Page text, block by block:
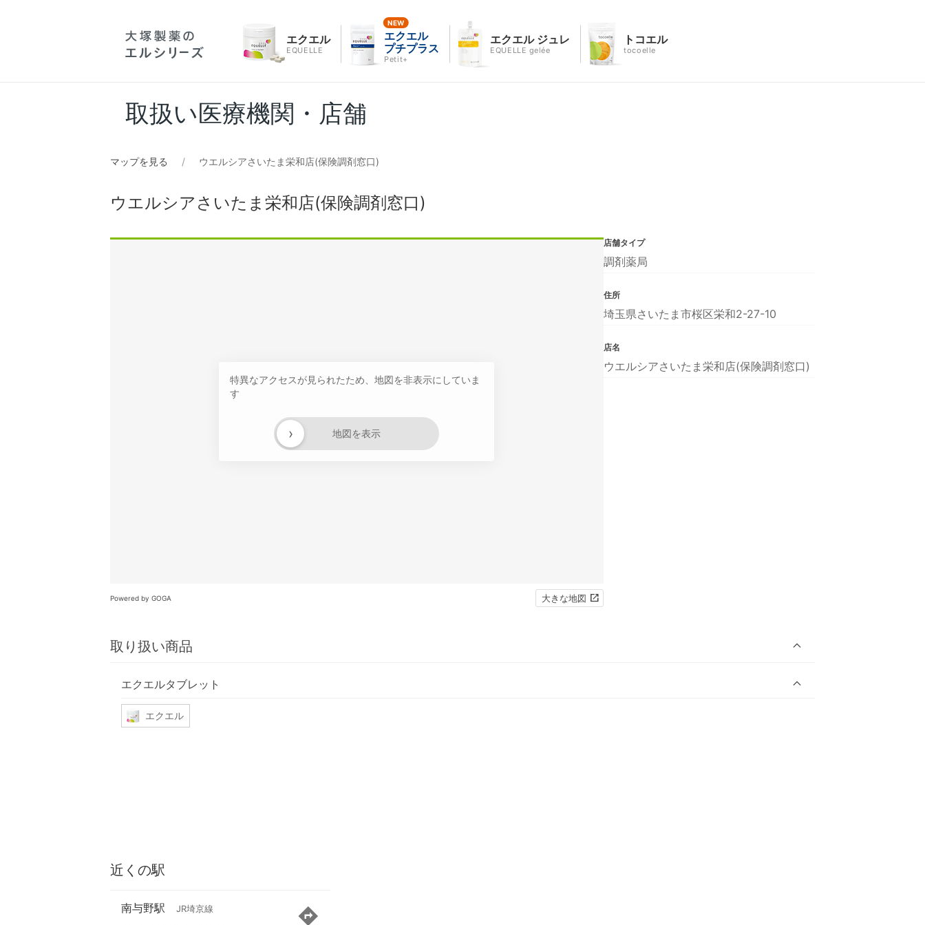
エクエル
EQUELLE
エクエル
プチプラス
Petit+
エクエル ジュレ
EQUELLE gelée
トコエル
tocoelle
取扱い医療機関・店舗
マップを見る ウエルシアさいたま栄和店(保険調剤窓口)
ウエルシアさいたま栄和店(保険調剤窓口)
特異なアクセスが見られたため、地図を非表示にしていま
す
地図を表示
›
Powered by GOGA 大きな地図
取り扱い商品
エクエルタブレット
エクエル
店舗タイプ
調剤薬局
住所
埼玉県さいたま市桜区栄和2-27-10
店名
ウエルシアさいたま栄和店(保険調剤窓口)
近くの駅
南与野駅 JR埼京線